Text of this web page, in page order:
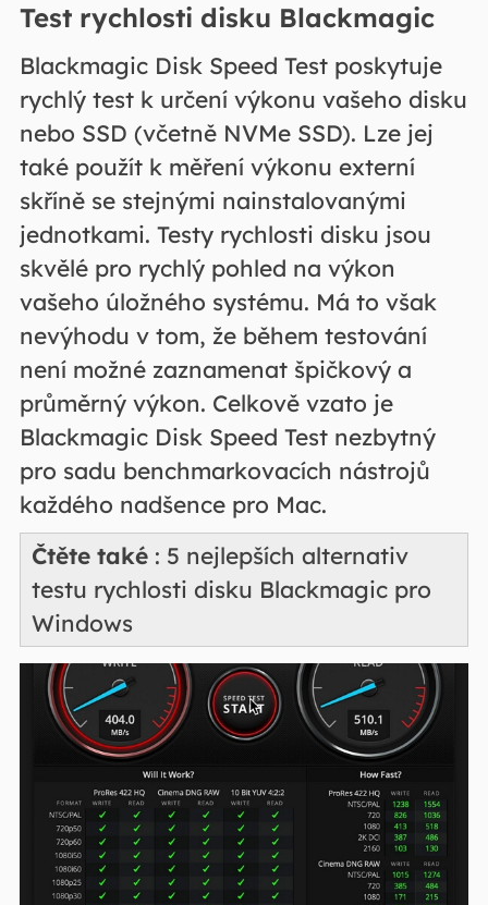
Test rychlosti disku Blackmagic
Blackmagic Disk Speed Test poskytuje
rychlý test k určení výkonu vašeho disku
nebo SSD (včetně NVMe SSD). Lze jej
také použít k měření výkonu externí
skříně se stejnými nainstalovanými
jednotkami. Testy rychlosti disku jsou
skvělé pro rychlý pohled na výkon
vašeho úložného systému. Má to však
nevýhodu v tom, že během testování
není možné zaznamenat špičkový a
průměrný výkon. Celkově vzato je
Blackmagic Disk Speed Test nezbytný
pro sadu benchmarkovacích nástrojů
každého nadšence pro Mac.
Čtěte také: 5 nejlepších alternativ
testu rychlosti disku Blackmagic pro
Windows